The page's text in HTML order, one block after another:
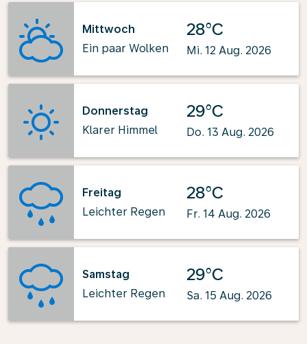
Mittwoch
Ein paar Wolken
28°C
Mi. 12 Aug. 2026
Donnerstag
Klarer Himmel
29°C
Do. 13 Aug. 2026
Freitag
Leichter Regen
28°C
Fr. 14 Aug. 2026
Samstag
Leichter Regen
29°C
Sa. 15 Aug. 2026